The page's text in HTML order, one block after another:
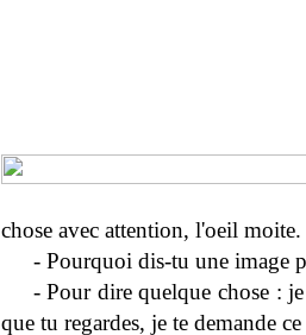
chose avec attention, l'oeil
- Pourquoi dis-tu une image
- Pour dire quelque chose :
que tu regardes, je te demande